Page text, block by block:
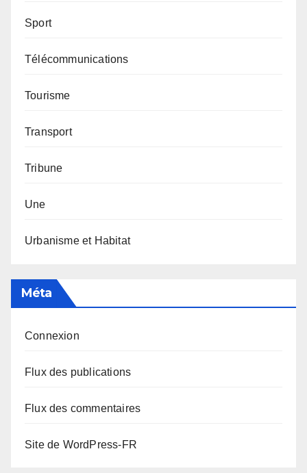
Sport
Télécommunications
Tourisme
Transport
Tribune
Une
Urbanisme et Habitat
Méta
Connexion
Flux des publications
Flux des commentaires
Site de WordPress-FR